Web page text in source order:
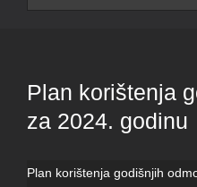
Plan korištenja
za 2024. godinu
Plan korištenja godišnjih